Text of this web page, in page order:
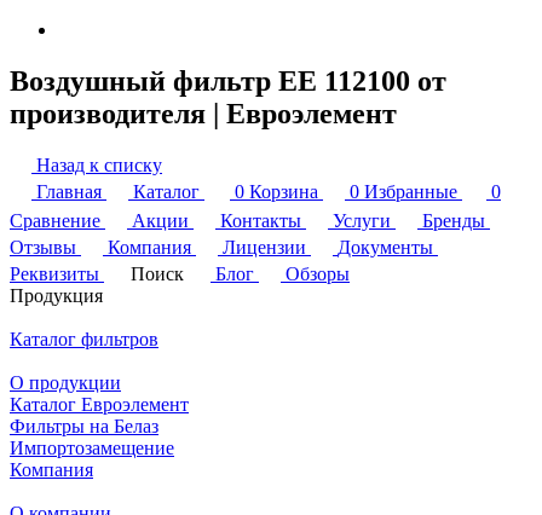
Воздушный фильтр ЕЕ 112100 от
производителя | Евроэлемент
Назад к списку
Главная
Каталог 0 Корзина 0 Избранные
0
Сравнение
Акции Контакты Услуги
Бренды
Отзывы
Компания Лицензии
Документы
Реквизиты
Поиск Блог
Обзоры
Продукция
Каталог фильтров
О продукции
Каталог Евроэлемент
Фильтры на Белаз
Импортозамещение
Компания